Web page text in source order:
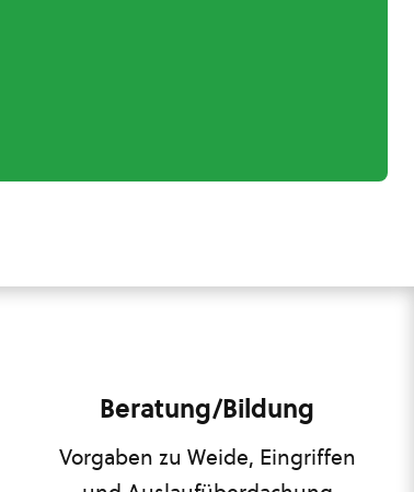
Beratung/Bildung
Vorgaben zu Weide, Eingriffen